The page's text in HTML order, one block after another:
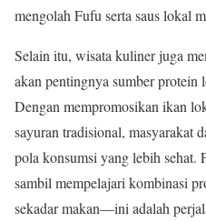
mengolah Fufu serta saus lokal
Selain itu, wisata kuliner juga
akan pentingnya sumber protein
Dengan mempromosikan ikan
sayuran tradisional, masyarakat
pola konsumsi yang lebih sehat.
sambil mempelajari kombinasi
sekadar makan—ini adalah